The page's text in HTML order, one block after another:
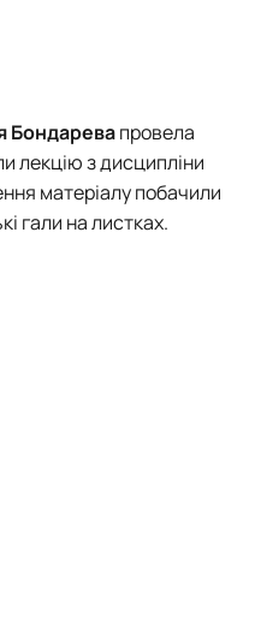
Бондаревапровела
лекцію з дисципліни
матеріалу побачили
гали на листках.